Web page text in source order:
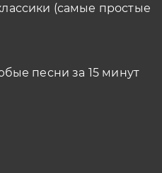
(самые простые
песни за 15 минут